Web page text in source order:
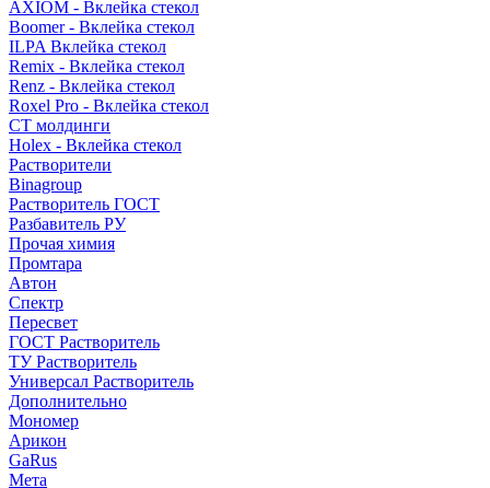
AXIOM - Вклейка стекол
Boomer - Вклейка стекол
ILPA Вклейка стекол
Remix - Вклейка стекол
Renz - Вклейка стекол
Roxel Pro - Вклейка стекол
СТ молдинги
Holex - Вклейка стекол
Растворители
Binagroup
Растворитель ГОСТ
Разбавитель РУ
Прочая химия
Промтара
Автон
Спектр
Пересвет
ГОСТ Растворитель
ТУ Растворитель
Универсал Растворитель
Дополнительно
Мономер
Арикон
GaRus
Мета